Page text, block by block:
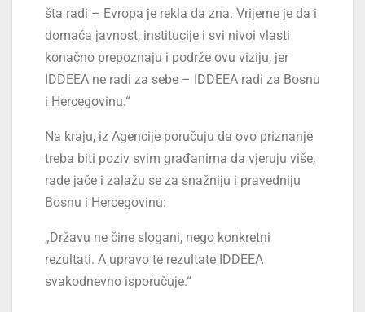
šta radi – Evropa je rekla da zna. Vrijeme je da i
domaća javnost, institucije i svi nivoi vlasti
konačno prepoznaju i podrže ovu viziju, jer
IDDEEA ne radi za sebe – IDDEEA radi za Bosnu
i Hercegovinu.“
Na kraju, iz Agencije poručuju da ovo priznanje
treba biti poziv svim građanima da vjeruju više,
rade jače i zalažu se za snažniju i pravedniju
Bosnu i Hercegovinu:
„Državu ne čine slogani, nego konkretni
rezultati. A upravo te rezultate IDDEEA
svakodnevno isporučuje.“